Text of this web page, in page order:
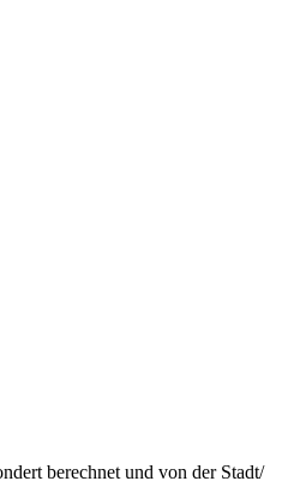
berechnet und von der Stadt/